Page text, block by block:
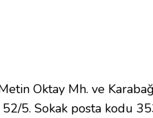
Oktay Mh. ve
5. Sokak posta kodu